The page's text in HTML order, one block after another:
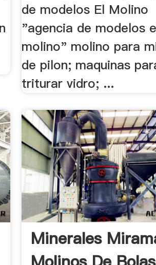
de modelos El Molino
"agencia de modelos
molino" molino para
de pilon; maquinas
triturar vidro; ...
Minerales